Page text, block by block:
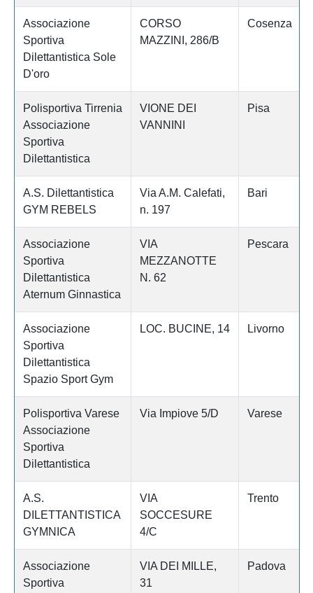
Associazione
Sportiva
Dilettantistica Sole
D'oro
CORSO
MAZZINI, 286/B
Cosenza
Polisportiva Tirrenia
Associazione
Sportiva
Dilettantistica
VIONE DEI
VANNINI
Pisa
A.S. Dilettantistica
GYM REBELS
Via A.M. Calefati,
n. 197
Bari
Associazione
Sportiva
Dilettantistica
Aternum Ginnastica
VIA
MEZZANOTTE
N. 62
Pescara
Associazione
Sportiva
Dilettantistica
Spazio Sport Gym
LOC. BUCINE, 14 Livorno
Polisportiva Varese
Associazione
Sportiva
Dilettantistica
Via Impiove 5/D Varese
A.S.
DILETTANTISTICA
GYMNICA
VIA
SOCCESURE
4/C
Trento
Associazione
Sportiva
VIA DEI MILLE,
31
Padova